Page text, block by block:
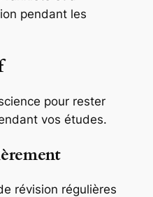
pendant les
pour rester
vos études.
révision régulières